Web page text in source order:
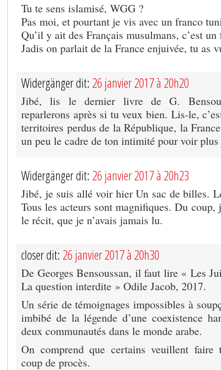
Tu te sens islamisé, WGG ?
Pas moi, et pourtant je vis avec un franco
Qu’il y ait des Français musulmans, c’est un
Jadis on parlait de la France enjuivée, tu as
Widergänger dit: 26 janvier 2017 à 20h20
Jibé, lis le dernier livre de G.
reparlerons après si tu veux bien. Lis-le,
territoires perdus de la République, la
un peu le cadre de ton intimité pour voir
Widergänger dit: 26 janvier 2017 à 20h23
Jibé, je suis allé voir hier Un sac de billes.
Tous les acteurs sont magnifiques. Du
le récit, que je n’avais jamais lu.
closer dit: 26 janvier 2017 à 20h30
De Georges Bensoussan, il faut lire « Les
La question interdite » Odile Jacob, 2017.
Un série de témoignages impossibles à
imbibé de la légende d’une coexistence
deux communautés dans le monde arabe.
On comprend que certains veuillent faire
coup de procès.